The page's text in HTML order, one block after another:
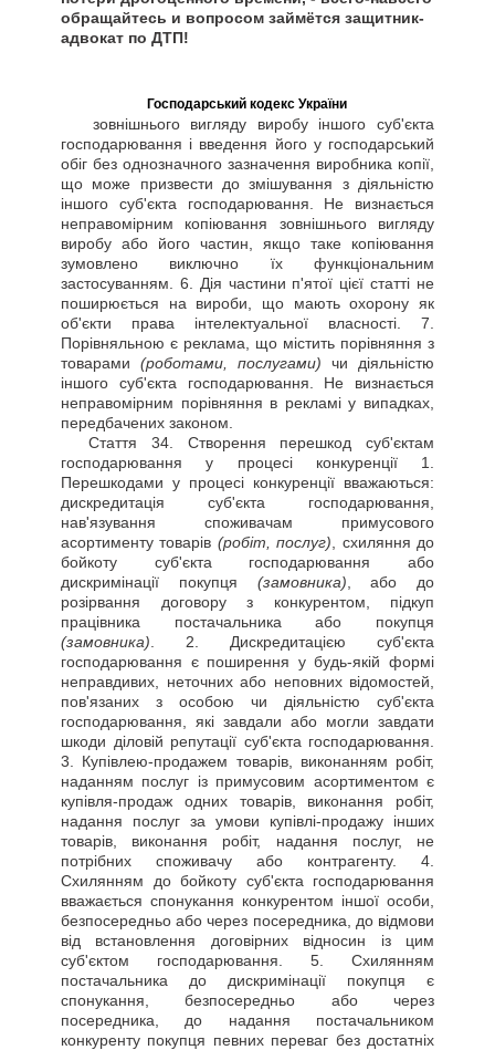
обращайтесь и вопросом займётся защитник-
адвокат по ДТП!
Господарський кодекс України
зовнішнього вигляду виробу іншого суб'єкта
господарювання і введення його у господарський
обіг без однозначного зазначення виробника копії,
що може призвести до змішування з діяльністю
іншого суб'єкта господарювання. Не визнається
неправомірним копіювання зовнішнього вигляду
виробу або його частин, якщо таке копіювання
зумовлено виключно їх функціональним
застосуванням. 6. Дія частини п'ятої цієї статті не
поширюється на вироби, що мають охорону як
об'єкти права інтелектуальної власності. 7.
Порівняльною є реклама, що містить порівняння з
товарами (роботами, послугами) чи діяльністю
іншого суб'єкта господарювання. Не визнається
неправомірним порівняння в рекламі у випадках,
передбачених законом.
Стаття 34. Створення перешкод суб'єктам
господарювання у процесі конкуренції 1.
Перешкодами у процесі конкуренції вважаються:
дискредитація суб'єкта господарювання,
нав'язування споживачам примусового
асортименту товарів (робіт, послуг) , схиляння до
бойкоту суб'єкта господарювання або
дискримінації покупця (замовника) , або до
розірвання договору з конкурентом, підкуп
працівника постачальника або покупця
(замовника) . 2. Дискредитацією суб'єкта
господарювання є поширення у будь-якій формі
неправдивих, неточних або неповних відомостей,
пов'язаних з особою чи діяльністю суб'єкта
господарювання, які завдали або могли завдати
шкоди діловій репутації суб'єкта господарювання.
3. Купівлею-продажем товарів, виконанням робіт,
наданням послуг із примусовим асортиментом є
купівля-продаж одних товарів, виконання робіт,
надання послуг за умови купівлі-продажу інших
товарів, виконання робіт, надання послуг, не
потрібних споживачу або контрагенту. 4.
Схилянням до бойкоту суб'єкта господарювання
вважається спонукання конкурентом іншої особи,
безпосередньо або через посередника, до відмови
від встановлення договірних відносин із цим
суб'єктом господарювання. 5. Схилянням
постачальника до дискримінації покупця є
спонукання, безпосередньо або через
посередника, до надання постачальником
конкуренту покупця певних переваг без достатніх